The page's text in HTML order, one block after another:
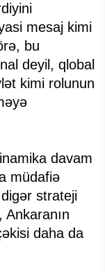
mesaj kimi
bu
deyil, qlobal
kimi rolunun
davam
müdafiə
strateji
daha da